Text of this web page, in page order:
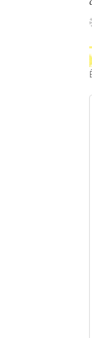
L'actualité du
Diego Suarez
Les Petites